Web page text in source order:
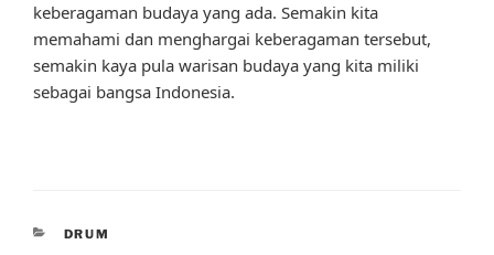
keberagaman budaya yang ada. Semakin kita
memahami dan menghargai keberagaman tersebut,
semakin kaya pula warisan budaya yang kita miliki
sebagai bangsa Indonesia.
CATEGORIES
DRUM